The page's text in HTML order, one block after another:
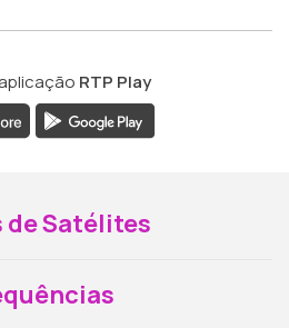
RTP Play
de Satélites